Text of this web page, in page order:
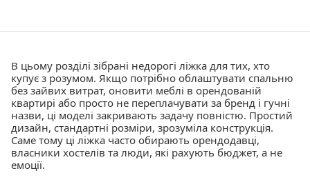
В цьому розділі зібрані недорогі ліжка для тих, хто
купує з розумом. Якщо потрібно облаштувати спальню
без зайвих витрат, оновити меблі в орендованій
квартирі або просто не переплачувати за бренд і гучні
назви, ці моделі закривають задачу повністю. Простий
дизайн, стандартні розміри, зрозуміла конструкція.
Саме тому ці ліжка часто обирають орендодавці,
власники хостелів та люди, які рахують бюджет, а не
емоції.